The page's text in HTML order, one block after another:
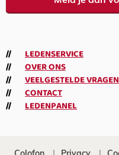
LEDENSERVICE
OVER ONS
VEELGESTELDE VRAGEN
CONTACT
LEDENPANEL